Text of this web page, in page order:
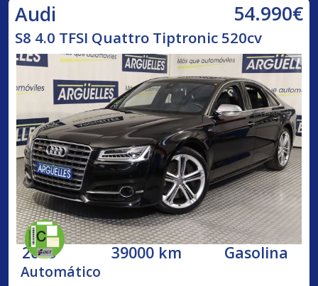
Audi 54.990€
S8 4.0 TFSI Quattro Tiptronic 520cv
2015 39000 km Gasolina
Automático